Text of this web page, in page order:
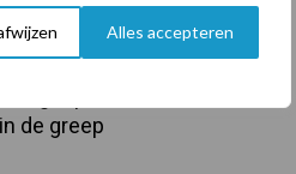
Alles accepteren
de greep